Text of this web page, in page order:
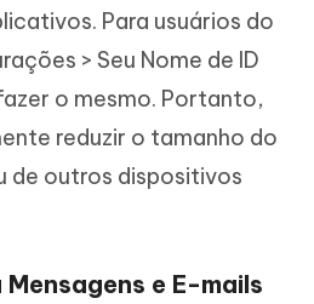
Para usuários do
> Seu Nome de ID
o mesmo. Portanto,
reduzir o tamanho do
de outros dispositivos
e E-mails